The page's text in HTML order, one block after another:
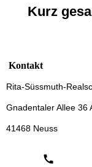
Kurz
Kontakt
Rita-Süssmuth-
Gnadentaler Allee 36
41468 Neuss